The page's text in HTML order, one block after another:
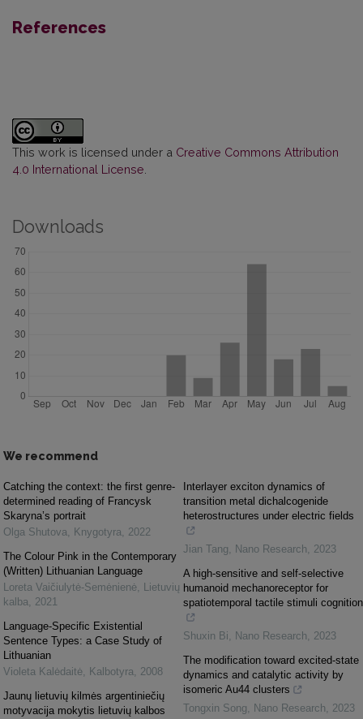
References
This work is licensed under a Creative Commons Attribution
4.0 International License
Downloads
We recommend
Catching the context: the first genre-
determined reading of Francysk
Skaryna’s portrait
Olga Shutova
Knygotyra
2022
The Colour Pink in the Contemporary
(Written) Lithuanian Language
Loreta Vaičiulytė-Semėnienė Lietuvių
kalba
2021
Language-Specific Existential
Sentence Types: a Case Study of
Lithuanian
Violeta Kalėdaitė Kalbotyra
2008
Jaunų lietuvių kilmės argentiniečių
motyvacija mokytis lietuvių kalbos
Interlayer exciton dynamics of
transition metal dichalcogenide
heterostructures under electric fields
Jian Tang Nano Research
2023
A high-sensitive and self-selective
humanoid mechanoreceptor for
spatiotemporal tactile stimuli cognition
Shuxin Bi Nano Research
2023
The modification toward excited-state
dynamics and catalytic activity by
isomeric Au44 clusters
Tongxin Song
Nano Research
2023